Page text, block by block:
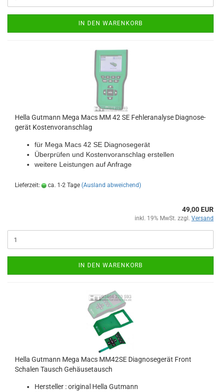
IN DEN WARENKORB
Hella Gut­mann Mega Macs MM 42 SE Feh­ler­ana­ly­se Dia­gno­se­
ge­rät Kos­ten­vor­an­schlag
für Mega Macs 42 SE Dia­gno­se­ge­rät
Über­prü­fen und Kos­ten­vor­anschlag er­stel­len
wei­te­re Leis­tun­gen auf An­fra­ge
Lieferzeit: ca. 1-2 Tage (Ausland abweichend)
49,00 EUR
inkl. 19% MwSt. zzgl. Versand
IN DEN WARENKORB
Hella Gut­mann Mega Macs MM42SE Dia­gno­se­ge­rät Front
Scha­len Tausch Ge­häu­se­tausch
Her­stel­ler : ori­gi­nal Hella Gut­mann